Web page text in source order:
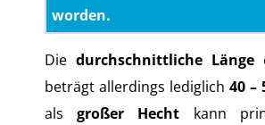
worden.
Die durchschnittliche Länge
beträgt allerdings lediglich 40 –
alsgroßer Hecht kann